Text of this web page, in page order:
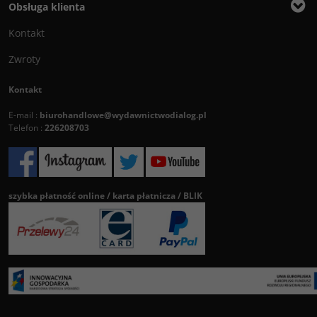
Obsługa klienta
Kontakt
Zwroty
Kontakt
E-mail : biurohandlowe@wydawnictwodialog.pl
Telefon : 226208703
szybka płatność online / karta płatnicza / BLIK